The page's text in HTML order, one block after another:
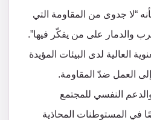
“لا جدوى من المقاومة التي
والدمار على من يفكّر فيها”.
العالية لدى البيئات المؤيدة
العمل ضدّ المقاومة.
النفسي للمجتمع
في المستوطنات المحاذية